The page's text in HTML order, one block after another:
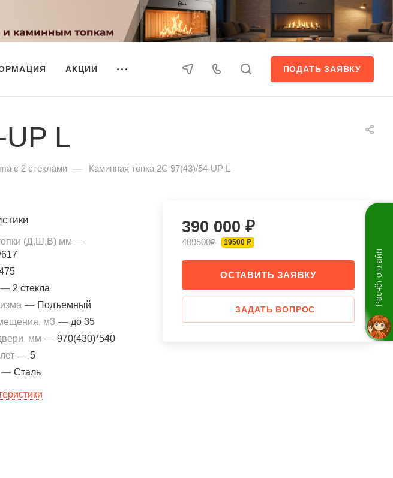
АКЦИИ ПОДАТЬ ЗАЯВКУ
L
с 2 стеклами — Каминная топка 2С 97(43)/54-UP L
390 000 ₽
409500₽ 19500 ₽
ОСТАВИТЬ ЗАЯВКУ
ЗАДАТЬ ВОПРОС
(Д,Ш,В) мм —
— 2 стекла
— Подъемный
м3 — до 35
мм — 970(430)*540
— 5
— Сталь
Расчёт онлайн